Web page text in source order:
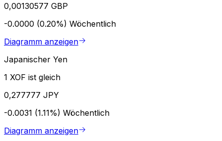
0,00130577 GBP
-0.0000 (0.20%) Wöchentlich
Diagramm anzeigen
Japanischer Yen
1 XOF ist gleich
0,277777 JPY
-0.0031 (1.11%) Wöchentlich
Diagramm anzeigen